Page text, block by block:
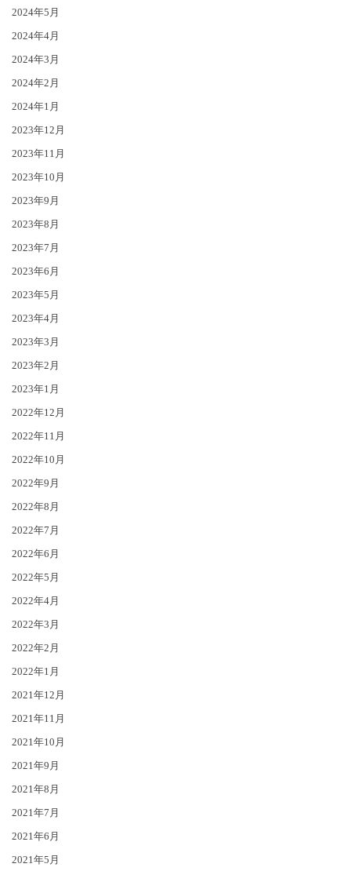
2024年5月
2024年4月
2024年3月
2024年2月
2024年1月
2023年12月
2023年11月
2023年10月
2023年9月
2023年8月
2023年7月
2023年6月
2023年5月
2023年4月
2023年3月
2023年2月
2023年1月
2022年12月
2022年11月
2022年10月
2022年9月
2022年8月
2022年7月
2022年6月
2022年5月
2022年4月
2022年3月
2022年2月
2022年1月
2021年12月
2021年11月
2021年10月
2021年9月
2021年8月
2021年7月
2021年6月
2021年5月